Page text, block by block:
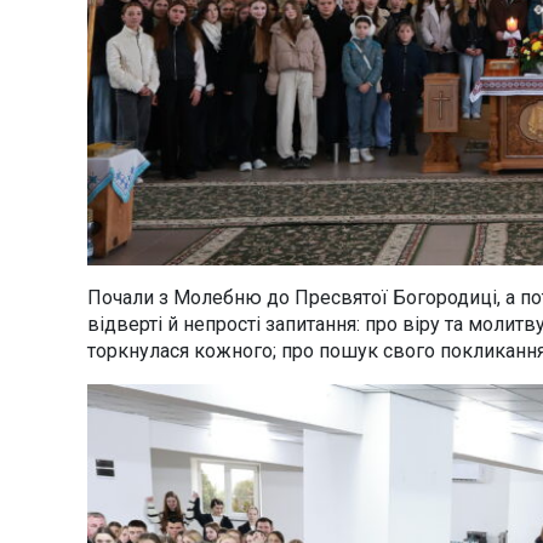
Почали з Молебню до Пресвятої Богородиці, а
відверті й непрості запитання: про віру та
торкнулася кожного; про пошук свого